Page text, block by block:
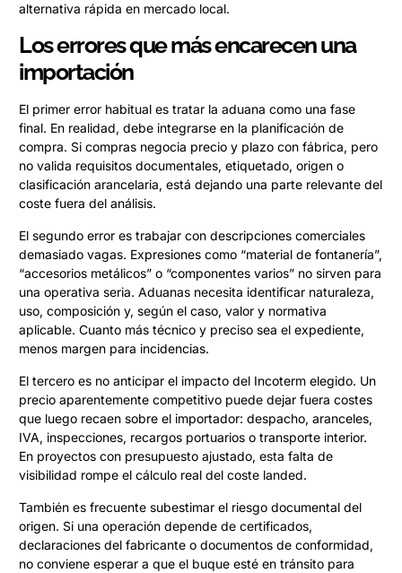
alternativa rápida en mercado local.
Los errores que más encarecen una
importación
El primer error habitual es tratar la aduana como una fase
final. En realidad, debe integrarse en la planificación de
compra. Si compras negocia precio y plazo con fábrica, pero
no valida requisitos documentales, etiquetado, origen o
clasificación arancelaria, está dejando una parte relevante del
coste fuera del análisis.
El segundo error es trabajar con descripciones comerciales
demasiado vagas. Expresiones como “material de fontanería”,
“accesorios metálicos” o “componentes varios” no sirven para
una operativa seria. Aduanas necesita identificar naturaleza,
uso, composición y, según el caso, valor y normativa
aplicable. Cuanto más técnico y preciso sea el expediente,
menos margen para incidencias.
El tercero es no anticipar el impacto del Incoterm elegido. Un
precio aparentemente competitivo puede dejar fuera costes
que luego recaen sobre el importador: despacho, aranceles,
IVA, inspecciones, recargos portuarios o transporte interior.
En proyectos con presupuesto ajustado, esta falta de
visibilidad rompe el cálculo real del coste landed.
También es frecuente subestimar el riesgo documental del
origen. Si una operación depende de certificados,
declaraciones del fabricante o documentos de conformidad,
no conviene esperar a que el buque esté en tránsito para